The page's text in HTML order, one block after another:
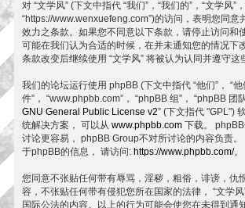
对 “文学风” (下文中指代 “我们”，“我们的”，“文学风”，
“https://www.wenxuefeng.com”)的访问，表明您同意
效力之条款。如果您不同意以下条款，请停止访问和
可能在我们认为合适的时候，在并未通知您的情况下
条款改变后继续使用 “文学风” 将被认为认同并遵守这
我们的论坛运行使用 phpBB (下文中指代 “他们”， “他
件”， “www.phpbb.com”， “phpBB 组”， “phpBB 团
GNU General Public License v2” (下文指代 "GPL")
统解决方案， 可以从 www.phpbb.com 下载。
讨论更容易， phpBB Group不对所讨论的内容负责
于phpBB的信息， 请访问: https://www.phpbb.com/。
您同意不张贴任何带有辱骂，淫秽，粗俗，诽谤，仇
容，不张贴任何带有侵犯您所在国家的法律， “文学风
国际公法的内容。以上的行为可能会使您在未得到通